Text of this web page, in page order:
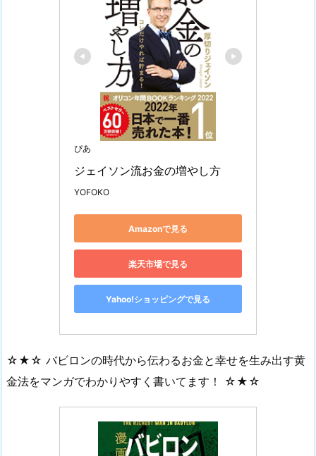
ぴあ
ジェイソン流お金の増やし方
YOFOKO
Amazonで見る
楽天市場で見る
Yahoo!ショッピングで見る
☆★☆ バビロンの時代から伝わるお金と幸せを生み出す黄
金法をマンガでわかりやすく書いてます！ ☆★☆